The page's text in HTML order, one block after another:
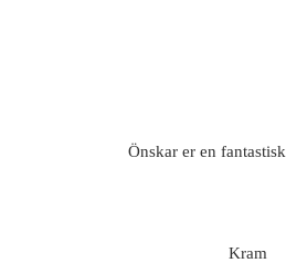
Önskar er en
Kram